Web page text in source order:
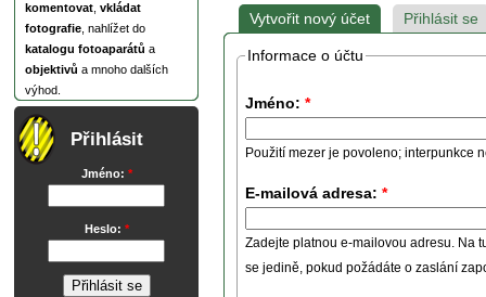
komentovat vkládat
fotografie , nahlížet do
katalogu fotoaparátů a
objektivů a mnoho dalších
výhod.
Přihlásit
Jméno: *
Heslo: *
Vytvořit nový účet Přihlásit se
Informace o účtu
Jméno: *
Použití mezer je povoleno; interpunkce
E-mailová adresa: *
Zadejte platnou e-mailovou adresu. Na
se jedině, pokud požádáte o zaslání